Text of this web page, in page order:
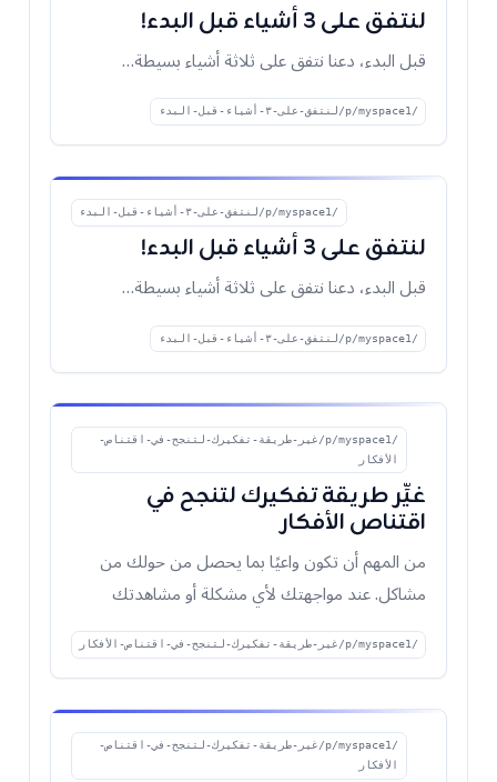
لنتفق على ٣ أشياء قبل البدء!
قبل البدء، دعنا نتفق على ثلاثة أشياء بسيطة…
/p/myspace1/لنتفق-على-٣-أشياء-قبل-البدء
/p/myspace1/لنتفق-على-٣-أشياء-قبل-البدء
لنتفق على ٣ أشياء قبل البدء!
قبل البدء، دعنا نتفق على ثلاثة أشياء بسيطة…
/p/myspace1/لنتفق-على-٣-أشياء-قبل-البدء
/p/myspace1/غير-طريقة-تفكيرك-لتنجح-في-اقتناص-
الأفكار
غيِّر طريقة تفكيرك لتنجح في
اقتناص الأفكار
من المهم أن تكون واعيًا بما يحصل من حولك من
مشاكل. عند مواجهتك لأي مشكلة أو مشاهدتك
لمشكلة يواجهها ش
/p/myspace1/غير-طريقة-تفكيرك-لتنجح-في-اقتناص-الأفكار
/p/myspace1/غير-طريقة-تفكيرك-لتنجح-في-اقتناص-
الأفكار